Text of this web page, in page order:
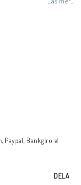
Paypal, Bankgiro el
DELA